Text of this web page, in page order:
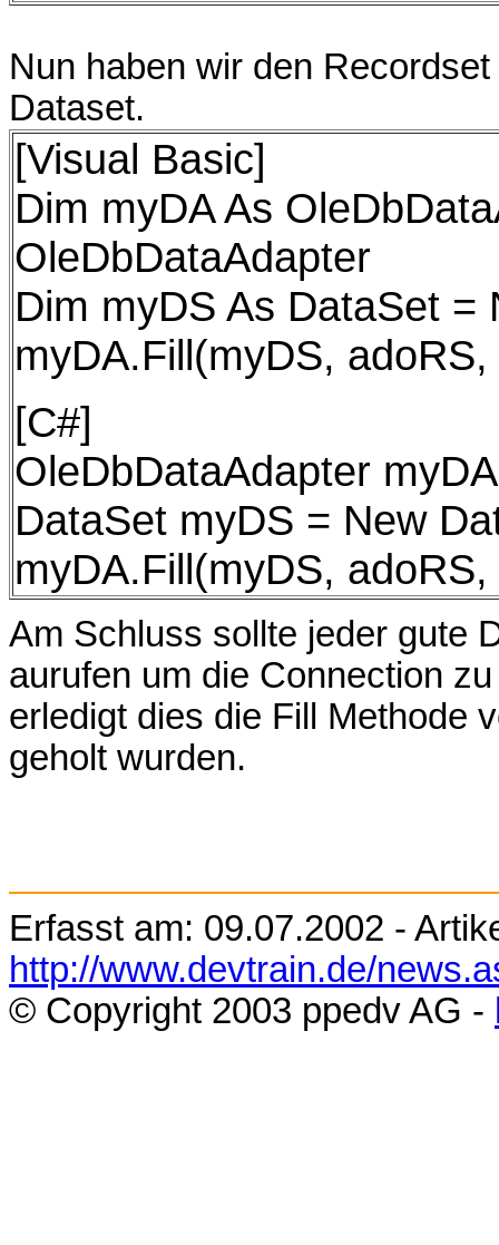
Nun haben wir den
Dataset.
[Visual Basic]
Dim myDA As
OleDbDataAdapter
Dim myDS As DataSet =
myDA.Fill(myDS,
[C#]
OleDbDataAdapter
DataSet myDS = New
myDA.Fill(myDS,
Am Schluss sollte jeder gute
aurufen um die Connection
erledigt dies die Fill Methode
geholt wurden.
Erfasst am: 09.07.2002 -
http://www.devtrain.de/
© Copyright 2003 ppedv AG -